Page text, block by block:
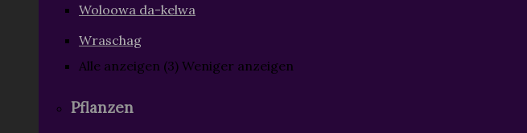
Woloowa da-kelwa
Wraschag
Alle anzeigen (3) Weniger anzeigen
Pflanzen